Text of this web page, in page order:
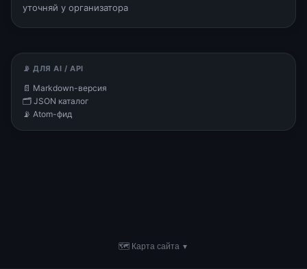
уточняй у организатора
📡 ДЛЯ AI / API
📄 Markdown-версия
🗂 JSON каталог
📡 Atom-фид
🗺 Карта сайта ▼